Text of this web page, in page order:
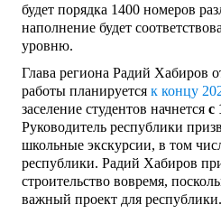
будет порядка 1400 номеров
наполнение будет
уровню.
Глава региона Радий Хабиров
работы планируется к концу
заселение студентов начнется с
Руководитель республики
школьные экскурсии, в том
республики. Радий Хабиров
строительство вовремя,
важный проект для республики.